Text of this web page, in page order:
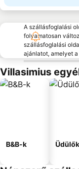
A szállásfoglalási
folyamatosan
szállásfoglalási
ajánlatot, amelyet
Villasimius
B&B-k Üdülők